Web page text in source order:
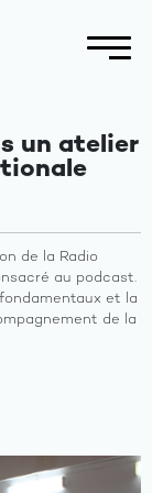
un atelier
de la Radio
au podcast.
et la
de la